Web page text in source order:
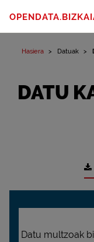
Hasiera Datuak
DATU